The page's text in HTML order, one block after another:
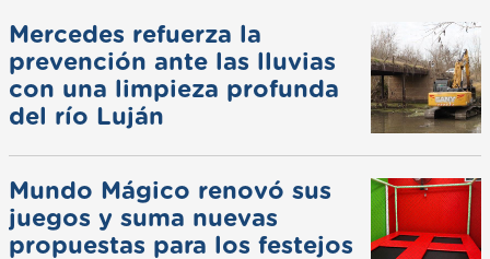
Mercedes refuerza la
prevención ante las lluvias
con una limpieza profunda
del río Luján
Mundo Mágico renovó sus
juegos y suma nuevas
propuestas para los festejos